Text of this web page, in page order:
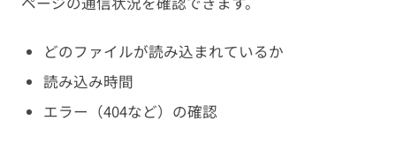
どのファイルが読み込まれているか
読み込み時間
エラー（404など）の確認